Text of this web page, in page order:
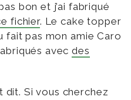
bon et j’ai fabriqué
fichier. Le cake topper
fait pas mon amie Caro
avecdes
dit. Si vous cherchez